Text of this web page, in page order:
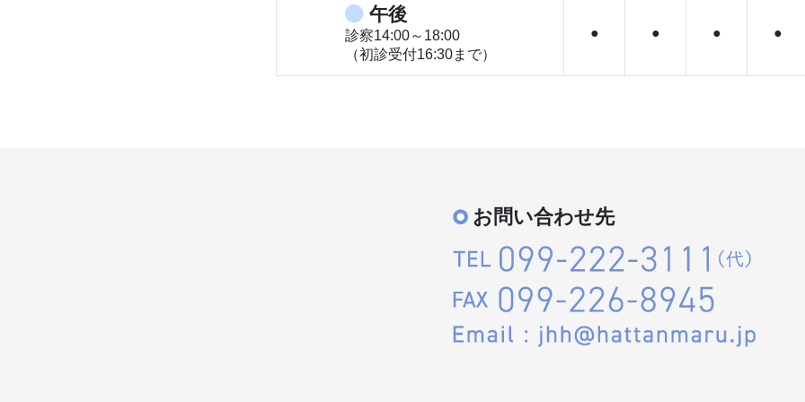
午後
診察14:00～18:00
（初診受付16:30まで）
● ● ● ●
お問い合わせ先